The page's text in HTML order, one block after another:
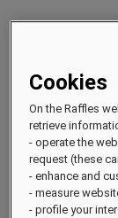
다이닝
웰니스
경험
최근 소식
기념일
오퍼
갤러리
FAQ
Cookies
On the Raffles
retrieve
- operate the
request (these
- enhance and
- measure
- profile your